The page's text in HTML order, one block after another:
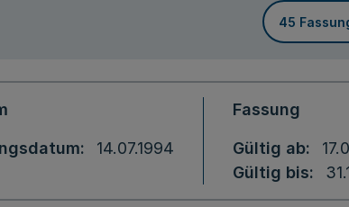
45
14.07.1994
Fassung
Gültig ab
Gültig bis